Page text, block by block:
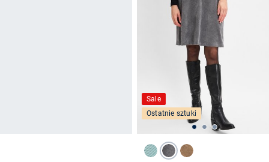
Sale
Ostatnie sztuki